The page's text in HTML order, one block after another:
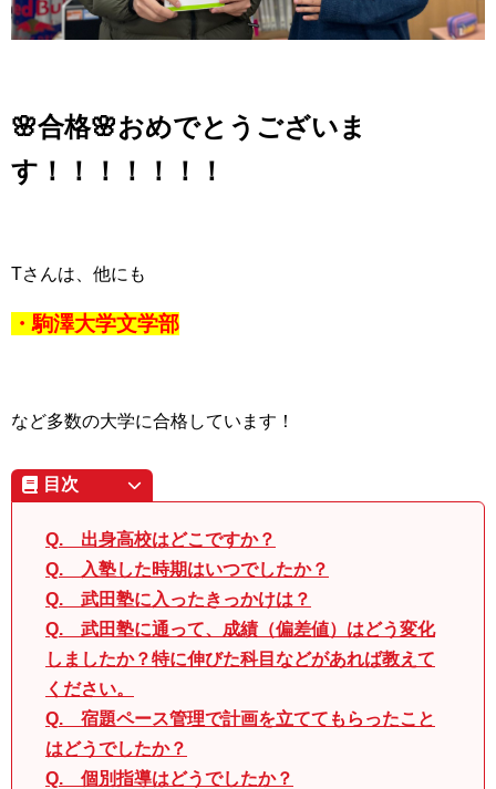
🌸合格🌸おめでとうございま
す！！！！！！！
Tさんは、他にも
・駒澤大学文学部
など多数の大学に合格しています！
目次
Q. 出身高校はどこですか？
Q. 入塾した時期はいつでしたか？
Q. 武田塾に入ったきっかけは？
Q. 武田塾に通って、成績（偏差値）はどう変化
しましたか？特に伸びた科目などがあれば教えて
ください。
Q. 宿題ペース管理で計画を立ててもらったこと
はどうでしたか？
Q. 個別指導はどうでしたか？